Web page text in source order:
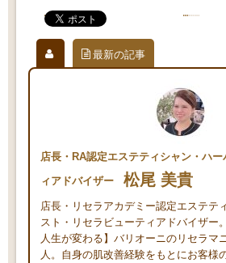
最新の記事
店長・RA認定エステティシャン・ハ
ィアドバイザー
松尾 美貴
店長・リセラアカデミー認定エステテ
スト・リセラビューティアドバイザー
人生が変わる】バリオーニのリセラマ
人。自身の肌改善経験をもとにお客様